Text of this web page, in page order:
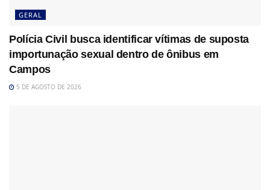
GERAL
Polícia Civil busca identificar vítimas de suposta
importunação sexual dentro de ônibus em
Campos
5 DE AGOSTO DE 2026